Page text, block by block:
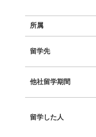
所属
留学先
他社留学期間
留学した人